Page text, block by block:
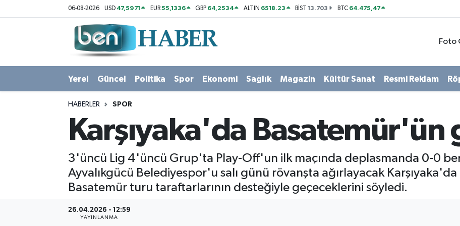
06-08-2026 USD 47,5971 EUR55,1336 GBP 64,2534 ALTIN 6518.23 BİST13.703 BTC 64.475,47
Foto
Yerel Güncel Politika Spor Ekonomi Sağlık Magazin Kültür Sanat Resmi Reklam
HABERLER SPOR
Karşıyaka'da Basatemür'ün
3'üncü Lig 4'üncü Grup'ta Play-Off'un ilk maçında deplasmanda 0-0
Ayvalıkgücü Belediyespor'u salı günü rövanşta ağırlayacak
Basatemür turu taraftarlarının desteğiyle geçeceklerini söyledi.
26.04.2026 - 12:59
YAYINLANMA
Politika
Hava Durumu
Süper Lig Puan Durumu ve Fikstür
Son Dakika Haberleri
Haber Arşivi